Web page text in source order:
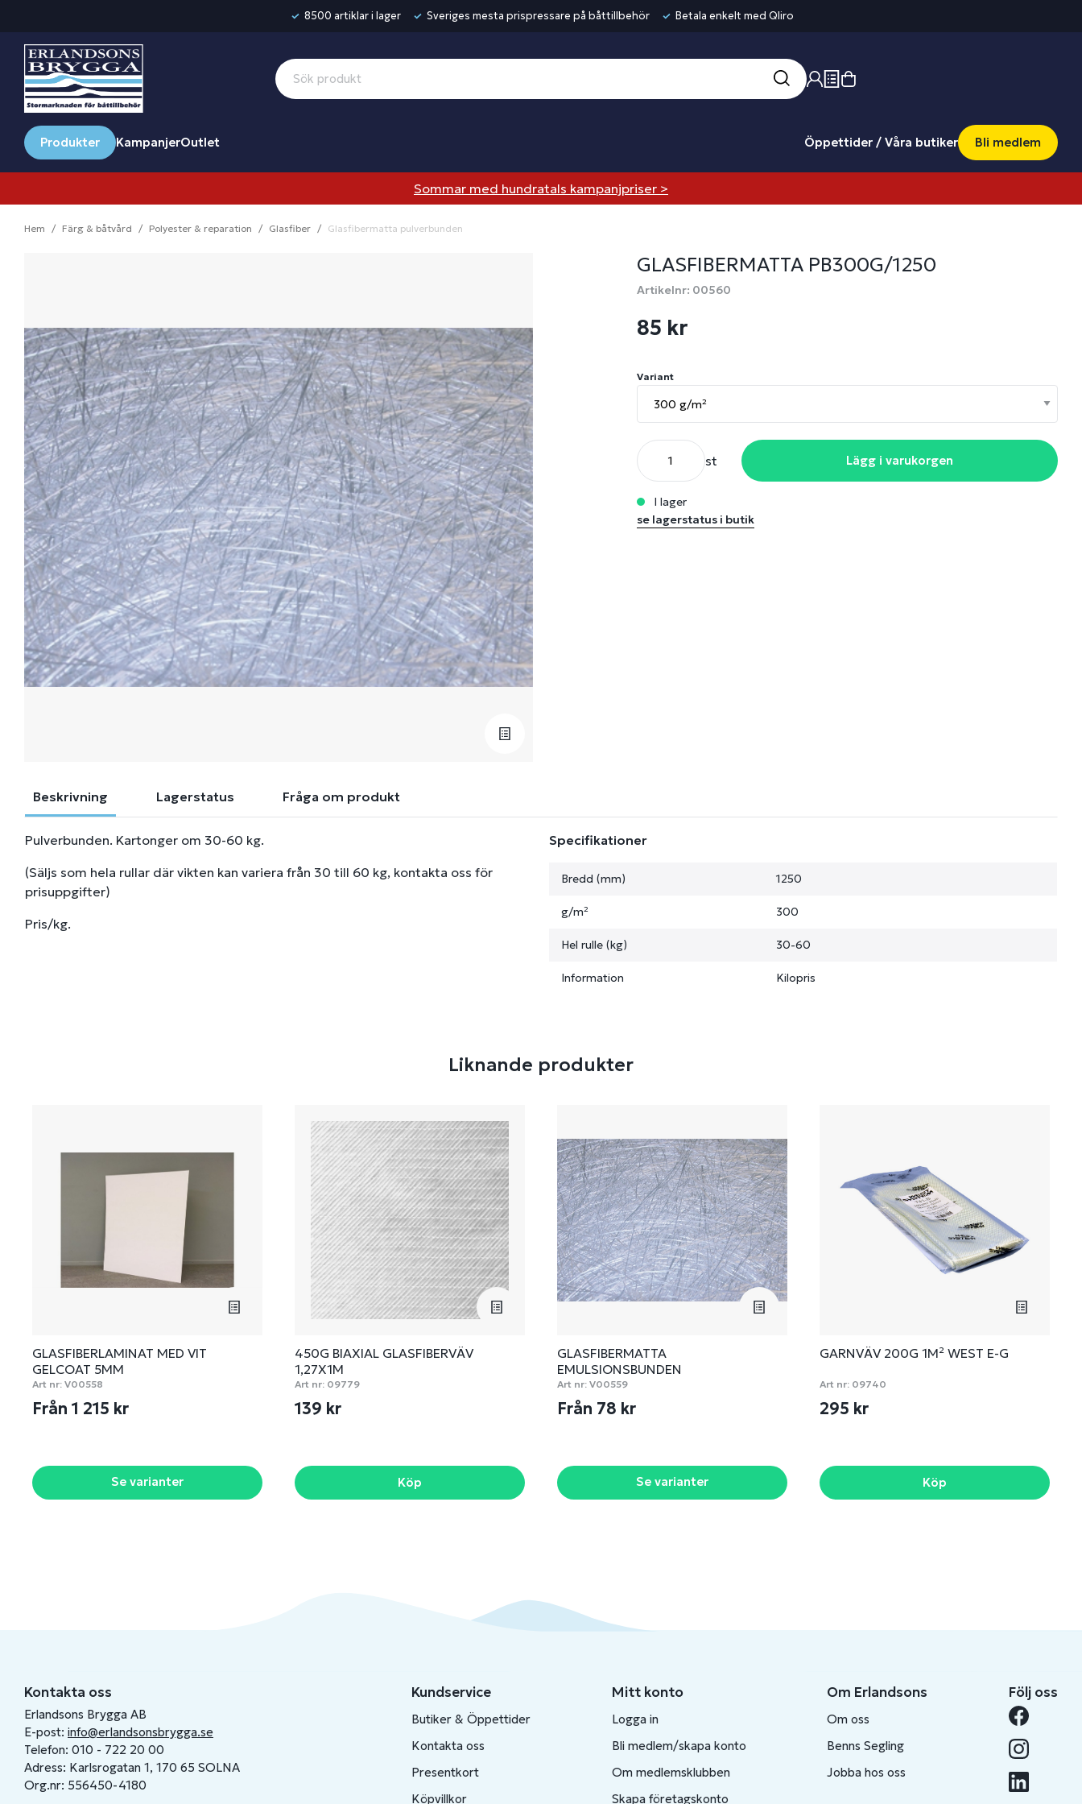
8500 artiklar i lager Sveriges mesta prispressare på båttillbehör Betala enkelt med Qliro
Produkter KampanjerOutlet Öppettider / Våra butiker Bli medlem
Sommar med hundratals kampanjpriser >
Hem Färg & båtvård Polyester & reparation Glasfiber Glasfibermatta pulverbunden
GLASFIBERMATTA PB300G/1250
Artikelnr: 00560
85 kr
Variant
st Lägg i varukorgen
i lager
se lagerstatus i butik
Beskrivning Lagerstatus Fråga om produkt
Pulverbunden. Kartonger om 30-60 kg.
(Säljs som hela rullar där vikten kan variera från 30 till 60 kg, kontakta oss för
prisuppgifter)
Pris/kg.
Specifikationer
Bredd (mm) 1250
g/m² 300
Hel rulle (kg) 30-60
Information Kilopris
Liknande produkter
GLASFIBERLAMINAT MED VIT
GELCOAT 5MM
Art nr: V00558
Från 1 215 kr
Se varianter
450G BIAXIAL GLASFIBERVÄV
1,27X1M
Art nr: 09779
139 kr
Köp
GLASFIBERMATTA
EMULSIONSBUNDEN
Art nr: V00559
Från 78 kr
Se varianter
GARNVÄV 200G 1M² WEST E-G
Art nr: 09740
295 kr
Köp
Kontakta oss
Erlandsons Brygga AB
E-post: info@erlandsonsbrygga.se
Telefon: 010 - 722 20 00
Adress: Karlsrogatan 1, 170 65 SOLNA
Org.nr: 556450-4180
Kundservice
Butiker & Öppettider
Kontakta oss
Presentkort
Köpvillkor
Mitt konto
Logga in
Bli medlem/skapa konto
Om medlemsklubben
Skapa företagskonto
Om Erlandsons
Om oss
Benns Segling
Jobba hos oss
Följ oss